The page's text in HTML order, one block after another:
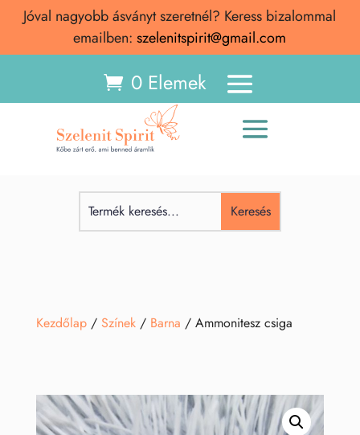
Jóval nagyobb ásványt szeretnél? Keress bizalommal
emailben: szelenitspirit@gmail.com
0 Elemek
Kezdőlap/ Színek/ Barna / Ammonitesz csiga